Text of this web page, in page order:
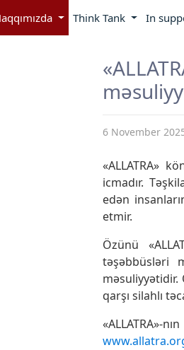
Think Tank In
6 November
«ALLATRA»
icmadır.
edən
etmir.
Özünü
təşəbbüsləri
məsuliyyətidir.
qarşı silahlı
«ALLATRA»-